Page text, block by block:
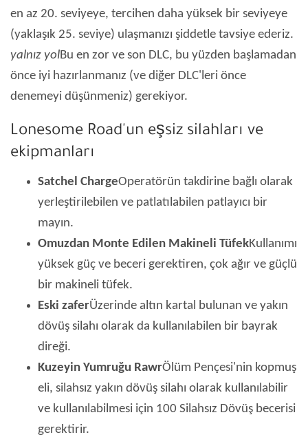
en az 20. seviyeye, tercihen daha yüksek bir seviyeye
(yaklaşık 25. seviye) ulaşmanızı şiddetle tavsiye ederiz.
yalnız yolBu en zor ve son DLC, bu yüzden başlamadan
önce iyi hazırlanmanız (ve diğer DLC'leri önce
denemeyi düşünmeniz) gerekiyor.
Lonesome Road'un eşsiz silahları ve
ekipmanları
Satchel ChargeOperatörün takdirine bağlı olarak
yerleştirilebilen ve patlatılabilen patlayıcı bir
mayın.
Omuzdan Monte Edilen Makineli TüfekKullanımı
yüksek güç ve beceri gerektiren, çok ağır ve güçlü
bir makineli tüfek.
Eski zaferÜzerinde altın kartal bulunan ve yakın
dövüş silahı olarak da kullanılabilen bir bayrak
direği.
Kuzeyin Yumruğu RawrÖlüm Pençesi'nin kopmuş
eli, silahsız yakın dövüş silahı olarak kullanılabilir
ve kullanılabilmesi için 100 Silahsız Dövüş becerisi
gerektirir.